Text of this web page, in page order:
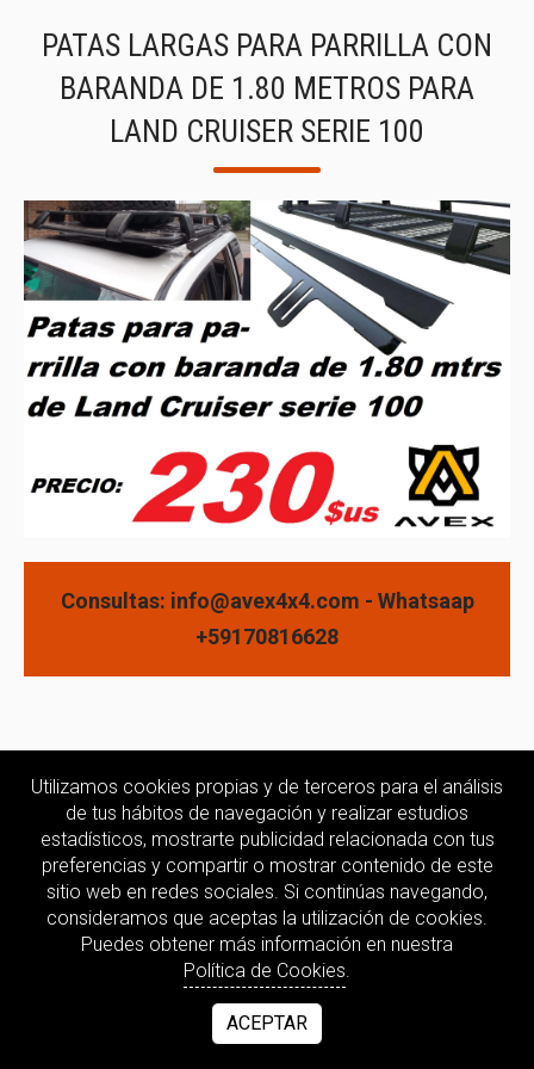
PATAS LARGAS PARA PARRILLA CON
BARANDA DE 1.80 METROS PARA
LAND CRUISER SERIE 100
Consultas: info@avex4x4.com - Whatsaap
+59170816628
Utilizamos cookies propias y de terceros para el análisis
de tus hábitos de navegación y realizar estudios
estadísticos, mostrarte publicidad relacionada con tus
preferencias y compartir o mostrar contenido de este
sitio web en redes sociales. Si continúas navegando,
consideramos que aceptas la utilización de cookies.
Puedes obtener más información en nuestra
Política de Cookies.
ACEPTAR